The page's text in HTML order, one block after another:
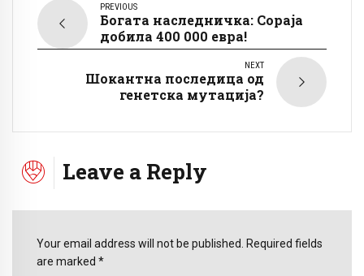
PREVIOUS
Богата наследничка: Сораја
добила 400 000 евра!
NEXT
Шокантна последица од
генетска мутација?
Leave a Reply
Your email address will not be published. Required fields
are marked *